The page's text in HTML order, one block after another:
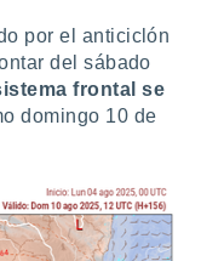
por el anticiclón
del sábado
frontal se
domingo 10 de